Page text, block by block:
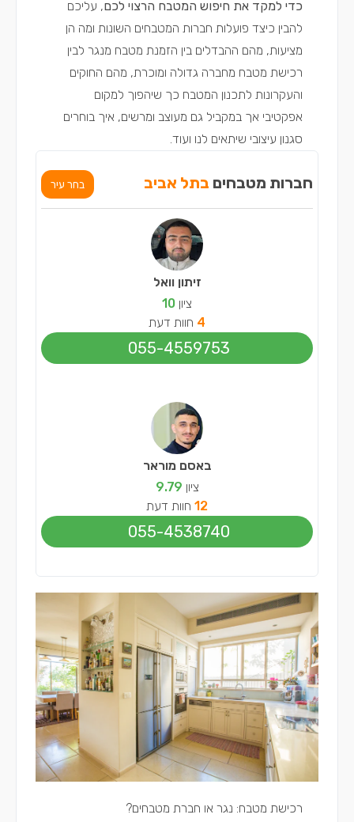
כדי למקד את חיפוש המטבח הרצוי לכם, עליכם
להבין כיצד פועלות חברות המטבחים השונות ומה הן
מציעות, מהם ההבדלים בין הזמנת מטבח מנגר לבין
רכישת מטבח מחברה גדולה ומוכרת, מהם החוקים
והעקרונות לתכנון המטבח כך שיהפוך למקום
אפקטיבי אך במקביל גם מעוצב ומרשים, איך בוחרים
סגנון עיצובי שיתאים לנו ועוד.
חברות מטבחים בתל אביב בחר עיר
זיתון וואל
ציון 10
4 חוות דעת
055-4559753
באסם מוראר
ציון 9.79
12 חוות דעת
055-4538740
רכישת מטבח: נגר או חברת מטבחים?